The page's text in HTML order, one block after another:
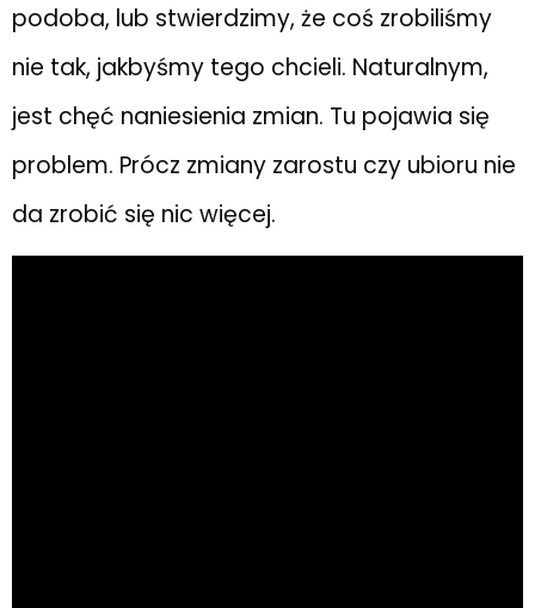
podoba, lub stwierdzimy, że coś zrobiliśmy
nie tak, jakbyśmy tego chcieli. Naturalnym,
jest chęć naniesienia zmian. Tu pojawia się
problem. Prócz zmiany zarostu czy ubioru nie
da zrobić się nic więcej.